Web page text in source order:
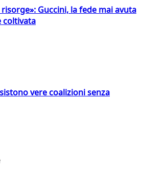
Guccini, la fede mai avuta
coltivata
vere coalizioni senza